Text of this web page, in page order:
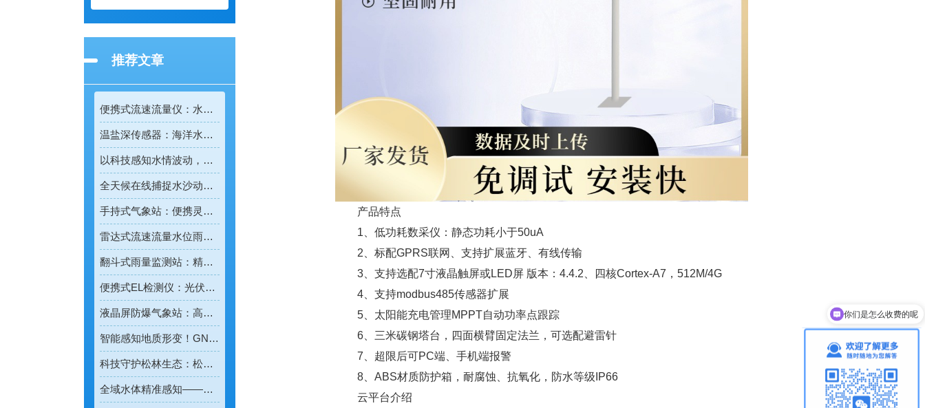
推荐文章
便携式流速流量仪：水文野外勘测的便携智能检测利器
温盐深传感器：海洋水环境智能监测的核心感知设备
以科技感知水情波动，河道水位监测站守护流域河道安全
全天候在线捕捉水沙动态，智能光电测沙仪守护水域水沙安全
手持式气象站：便携灵活的移动式气象监测智能设备
雷达式流速流量水位雨量监测站：全域水文智慧监测一体化设备
翻斗式雨量监测站：精准把控雨情的水利水文监测设备
便携式EL检测仪：光伏组件隐形缺陷的移动检测利器
液晶屏防爆气象站：高危场景专用的智能化气象监测设备
智能感知地质形变！GNSS位移监测系统守护全域地质安全
科技守护松林生态：松材线虫病检测仪助力林业精准防疫
全域水体精准感知——多普勒流速仪重塑水流测速新模式
产品特点
1、低功耗数采仪：静态功耗小于50uA
2、标配GPRS联网、支持扩展蓝牙、有线传输
3、支持选配7寸液晶触屏或LED屏 版本：4.4.2、四核Cortex-A7，512M/4G
4、支持modbus485传感器扩展
5、太阳能充电管理MPPT自动功率点跟踪
6、三米碳钢塔台，四面横臂固定法兰，可选配避雷针
7、超限后可PC端、手机端报警
8、ABS材质防护箱，耐腐蚀、抗氧化，防水等级IP66
云平台介绍
现在有优惠活动吗